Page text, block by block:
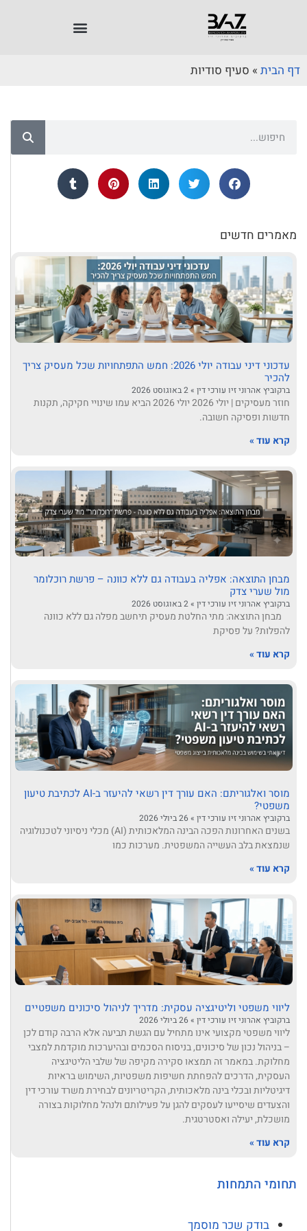
דף הבית » סעיף סודיות
מאמרים חדשים
עדכוני דיני עבודה יולי 2026: חמש התפתחויות שכל מעסיק צריך
להכיר
ברקוביץ אהרוני זיו עורכי דין
חוזר מעסיקים | יולי 2026 יולי 2026 הביא עמו שינויי חקיקה, תקנות
חדשות ופסיקה חשובה.
קרא עוד »
מבחן התוצאה: אפליה בעבודה גם ללא כוונה – פרשת רוכלומר
מול שערי צדק
ברקוביץ אהרוני זיו עורכי דין
מבחן התוצאה: מתי החלטת מעסיק תיחשב מפלה גם ללא כוונה
להפלות? על פסיקת
קרא עוד »
מוסר ואלגוריתם: האם עורך דין רשאי להיעזר ב-AI לכתיבת טיעון
משפטי?
ברקוביץ אהרוני זיו עורכי דין
בשנים האחרונות הפכה הבינה המלאכותית (AI) מכלי ניסיוני לטכנולוגיה
שנמצאת בלב העשייה המשפטית. מערכות כמו
קרא עוד »
ליווי משפטי וליטיגציה עסקית: מדריך לניהול סיכונים משפטיים
ברקוביץ אהרוני זיו עורכי דין
ליווי משפטי מקצועי אינו מתחיל עם הגשת תביעה אלא הרבה קודם לכן
– בניהול נכון של סיכונים, בניסוח הסכמים ובהיערכות מוקדמת למצבי
מחלוקת. במאמר זה תמצאו סקירה מקיפה של שלבי הליטיגציה
העסקית, הדרכים להפחתת חשיפות משפטיות, השימוש בראיות
דיגיטליות ובכלי בינה מלאכותית, הקריטריונים לבחירת משרד עורכי דין
והצעדים שיסייעו לעסקים להגן על פעילותם ולנהל מחלוקות בצורה
מושכלת, יעילה ואסטרטגית.
קרא עוד »
תחומי התמחות
בודק שכר מוסמך